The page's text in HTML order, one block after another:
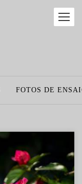
FOTOS DE